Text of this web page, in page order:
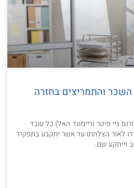
והתמריצים בחזרה
גיי פיטר וריימונד האל) כל עובד
לאור הצלחתו עד אשר יתקבע בתפקיד
וייתקע שם.